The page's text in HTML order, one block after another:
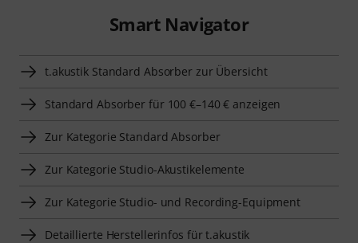
Smart Navigator
t.akustik Standard Absorber zur Übersicht
Standard Absorber für 100 €–140 € anzeigen
Zur Kategorie Standard Absorber
Zur Kategorie Studio-Akustikelemente
Zur Kategorie Studio- und Recording-Equipment
Detaillierte Herstellerinfos für t.akustik